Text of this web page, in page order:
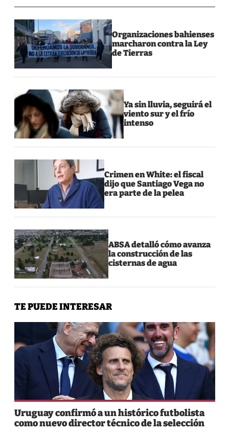
Organizaciones bahienses
marcharon contra la Ley
de Tierras
Ya sin lluvia, seguirá el
viento sur y el frío
intenso
Crimen en White: el fiscal
dijo que Santiago Vega no
era parte de la pelea
ABSA detalló cómo avanza
la construcción de las
cisternas de agua
TE PUEDE INTERESAR
Uruguay confirmó a un histórico futbolista
como nuevo director técnico de la selección